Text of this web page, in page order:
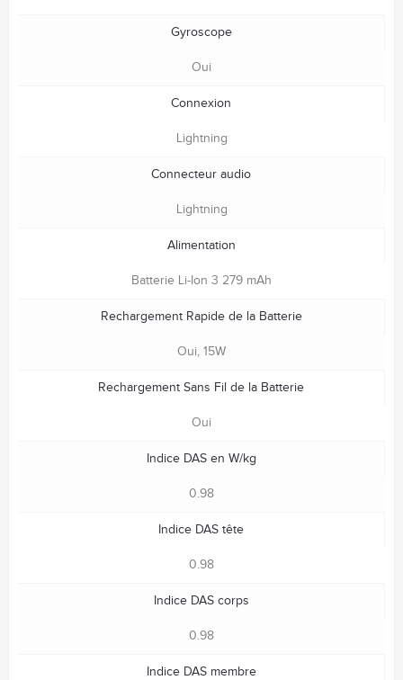
Gyroscope
Oui
Connexion
Lightning
Connecteur audio
Lightning
Alimentation
Batterie Li-Ion 3 279 mAh
Rechargement Rapide de la Batterie
Oui, 15W
Rechargement Sans Fil de la Batterie
Oui
Indice DAS en W/kg
0.98
Indice DAS tête
0.98
Indice DAS corps
0.98
Indice DAS membre